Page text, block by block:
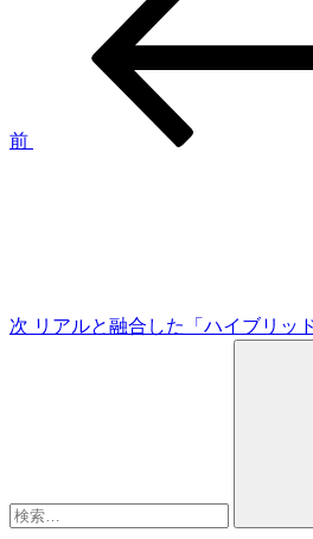
ゲ
前
次 リアルと融合した「ハイブリッ